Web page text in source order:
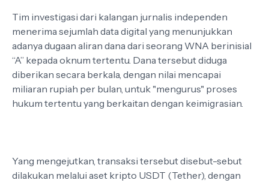
Tim investigasi dari kalangan jurnalis independen
menerima sejumlah data digital yang menunjukkan
adanya dugaan aliran dana dari seorang WNA berinisial
“A” kepada oknum tertentu. Dana tersebut diduga
diberikan secara berkala, dengan nilai mencapai
miliaran rupiah per bulan, untuk "mengurus" proses
hukum tertentu yang berkaitan dengan keimigrasian.
Yang mengejutkan, transaksi tersebut disebut-sebut
dilakukan melalui aset kripto USDT (Tether), dengan